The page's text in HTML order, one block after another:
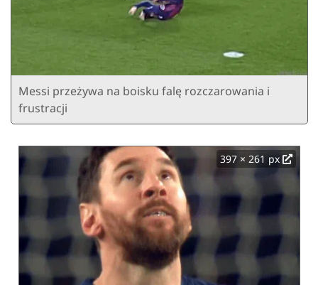
Messi przeżywa na boisku falę rozczarowania i
frustracji
397 × 261 px